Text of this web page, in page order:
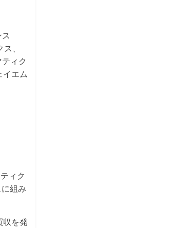
、
ィク
イエム
ィク
組み
収を発